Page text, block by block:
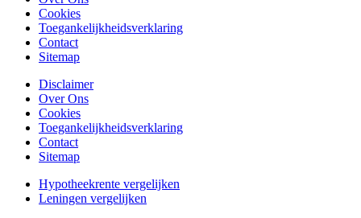
Cookies
Toegankelijkheidsverklaring
Contact
Sitemap
Disclaimer
Over Ons
Cookies
Toegankelijkheidsverklaring
Contact
Sitemap
Hypotheekrente vergelijken
Leningen vergelijken